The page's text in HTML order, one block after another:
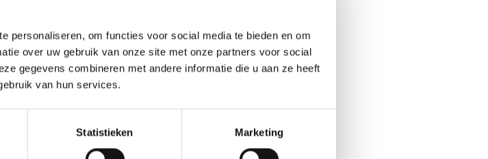
personaliseren, om functies voor social media te bieden en om
over uw gebruik van onze site met onze partners voor social
gegevens combineren met andere informatie die u aan ze heeft
van hun services.
Statistieken Marketing
werkgevers de
om automatisch
het controleren van
aan bestaande HR-